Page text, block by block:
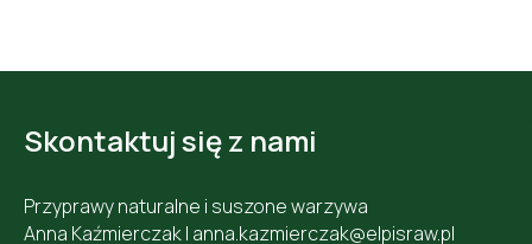
Skontaktuj się z nami
Przyprawy naturalne i suszone warzywa
Anna Kaźmierczak | anna.kazmierczak@elpisraw.pl